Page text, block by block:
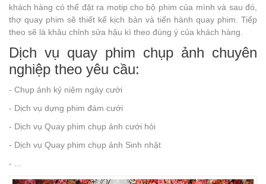
khách hàng có thể đặt ra motip cho bộ phim của mình và sau đó,
thợ quay phim sẽ thiết kế kịch bản và tiến hành quay phim. Tiếp
theo sẽ là khâu chỉnh sửa hậu kì theo đúng ý của khách hàng.
Dịch vụ quay phim chụp ảnh chuyên
nghiệp theo yêu cầu:
- Chụp ảnh kỷ niệm ngày cưới
- Dịch vụ dựng phim đám cưới
- Dịch vụ Quay phim chụp ảnh cưới hỏi
- Dịch vụ Quay phim chụp ảnh Sinh nhật
- ...